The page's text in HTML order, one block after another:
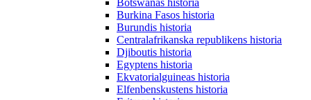
Botswanas historia
Burkina Fasos historia
Burundis historia
Centralafrikanska republikens historia
Djiboutis historia
Egyptens historia
Ekvatorialguineas historia
Elfenbenskustens historia